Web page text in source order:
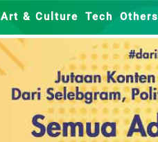
Art & Culture Tech Others